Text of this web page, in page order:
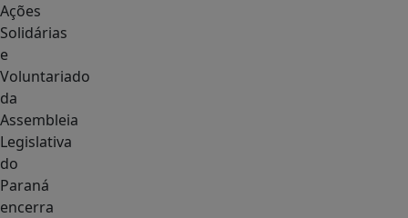
Ações
Solidárias
e
Voluntariado
da
Assembleia
Legislativa
do
Paraná
encerra